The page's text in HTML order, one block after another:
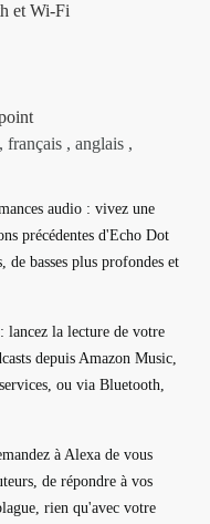
et Wi-Fi
français , anglais ,
audio : vivez une
précédentes d'Echo Dot
basses plus profondes et
lancez la lecture de votre
depuis Amazon Music,
ou via Bluetooth,
à Alexa de vous
de répondre à vos
rien qu'avec votre